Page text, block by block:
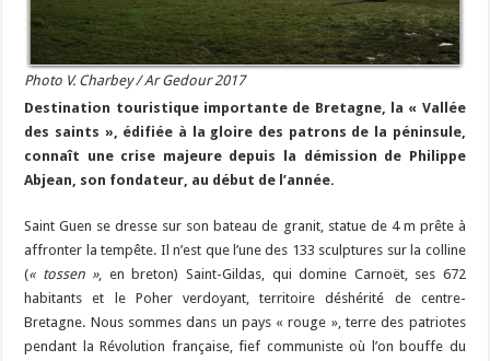
Photo V. Charbey / Ar Gedour 2017
Destination touristique importante de Bretagne, la « Vallée
des saints », édifiée à la gloire des patrons de la péninsule,
connaît une crise majeure depuis la démission de Philippe
Abjean, son fondateur, au début de l’année.
Saint Guen se dresse sur son bateau de granit, statue de 4 m prête à
affronter la tempête. Il n’est que l’une des 133 sculptures sur la colline
(« tossen », en breton) Saint-Gildas, qui domine Carnoët, ses 672
habitants et le Poher verdoyant, territoire déshérité de centre-
Bretagne. Nous sommes dans un pays « rouge », terre des patriotes
pendant la Révolution française, fief communiste où l’on bouffe du